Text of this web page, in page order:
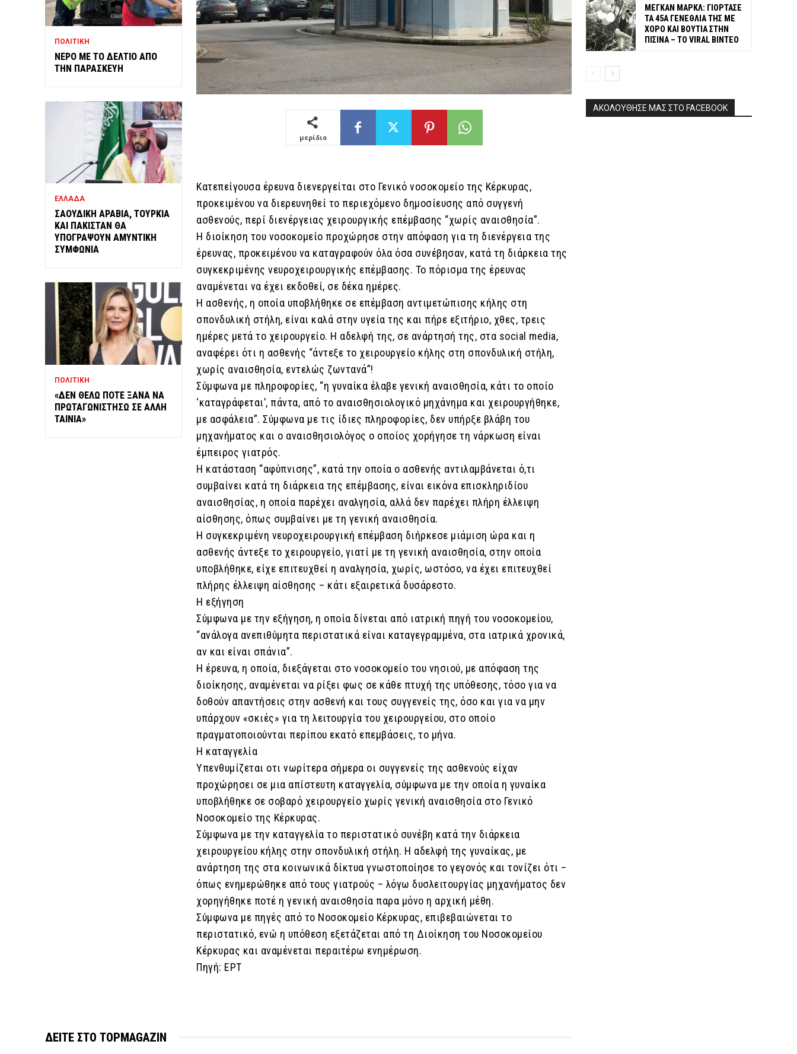
ΠΟΛΙΤΙΚΗ
ΝΕΡΟ ΜΕ ΤΟ ΔΕΛΤΙΟ ΑΠΟ
ΤΗΝ ΠΑΡΑΣΚΕΥΗ
ΕΛΛΑΔΑ
ΣΑΟΥΔΙΚΗ ΑΡΑΒΙΑ, ΤΟΥΡΚΙΑ
ΚΑΙ ΠΑΚΙΣΤΑΝ ΘΑ
ΥΠΟΓΡΑΨΟΥΝ ΑΜΥΝΤΙΚΗ
ΣΥΜΦΩΝΙΑ
ΠΟΛΙΤΙΚΗ
«ΔΕΝ ΘΕΛΩ ΠΟΤΕ ΞΑΝΑ ΝΑ
ΠΡΩΤΑΓΩΝΙΣΤΗΣΩ ΣΕ ΑΛΛΗ
ΤΑΙΝΙΑ»
μερίδιο
Κατεπείγουσα έρευνα διενεργείται στο Γενικό νοσοκομείο της Κέρκυρας,
προκειμένου να διερευνηθεί το περιεχόμενο δημοσίευσης από συγγενή
ασθενούς, περί διενέργειας χειρουργικής επέμβασης “χωρίς αναισθησία”.
Η διοίκηση του νοσοκομείο προχώρησε στην απόφαση για τη διενέργεια της
έρευνας, προκειμένου να καταγραφούν όλα όσα συνέβησαν, κατά τη διάρκεια της
συγκεκριμένης νευροχειρουργικής επέμβασης. Το πόρισμα της έρευνας
αναμένεται να έχει εκδοθεί, σε δέκα ημέρες.
Η ασθενής, η οποία υποβλήθηκε σε επέμβαση αντιμετώπισης κήλης στη
σπονδυλική στήλη, είναι καλά στην υγεία της και πήρε εξιτήριο, χθες, τρεις
ημέρες μετά το χειρουργείο. Η αδελφή της, σε ανάρτησή της, στα social media,
αναφέρει ότι η ασθενής “άντεξε το χειρουργείο κήλης στη σπονδυλική στήλη,
χωρίς αναισθησία, εντελώς ζωντανά”!
Σύμφωνα με πληροφορίες, “η γυναίκα έλαβε γενική αναισθησία, κάτι το οποίο
‘καταγράφεται’, πάντα, από το αναισθησιολογικό μηχάνημα και χειρουργήθηκε,
με ασφάλεια”. Σύμφωνα με τις ίδιες πληροφορίες, δεν υπήρξε βλάβη του
μηχανήματος και ο αναισθησιολόγος ο οποίος χορήγησε τη νάρκωση είναι
έμπειρος γιατρός.
Η κατάσταση “αφύπνισης”, κατά την οποία ο ασθενής αντιλαμβάνεται ό,τι
συμβαίνει κατά τη διάρκεια της επέμβασης, είναι εικόνα επισκληριδίου
αναισθησίας, η οποία παρέχει αναλγησία, αλλά δεν παρέχει πλήρη έλλειψη
αίσθησης, όπως συμβαίνει με τη γενική αναισθησία.
Η συγκεκριμένη νευροχειρουργική επέμβαση διήρκεσε μιάμιση ώρα και η
ασθενής άντεξε το χειρουργείο, γιατί με τη γενική αναισθησία, στην οποία
υποβλήθηκε, είχε επιτευχθεί η αναλγησία, χωρίς, ωστόσο, να έχει επιτευχθεί
πλήρης έλλειψη αίσθησης – κάτι εξαιρετικά δυσάρεστο.
Η εξήγηση
Σύμφωνα με την εξήγηση, η οποία δίνεται από ιατρική πηγή του νοσοκομείου,
“ανάλογα ανεπιθύμητα περιστατικά είναι καταγεγραμμένα, στα ιατρικά χρονικά,
αν και είναι σπάνια”.
Η έρευνα, η οποία, διεξάγεται στο νοσοκομείο του νησιού, με απόφαση της
διοίκησης, αναμένεται να ρίξει φως σε κάθε πτυχή της υπόθεσης, τόσο για να
δοθούν απαντήσεις στην ασθενή και τους συγγενείς της, όσο και για να μην
υπάρχουν «σκιές» για τη λειτουργία του χειρουργείου, στο οποίο
πραγματοποιούνται περίπου εκατό επεμβάσεις, το μήνα.
Η καταγγελία
Υπενθυμίζεται οτι νωρίτερα σήμερα οι συγγενείς της ασθενούς είχαν
προχώρησει σε μια απίστευτη καταγγελία, σύμφωνα με την οποία η γυναίκα
υποβλήθηκε σε σοβαρό χειρουργείο χωρίς γενική αναισθησία στο Γενικό
Νοσοκομείο της Κέρκυρας.
Σύμφωνα με την καταγγελία το περιστατικό συνέβη κατά την διάρκεια
χειρουργείου κήλης στην σπονδυλική στήλη. Η αδελφή της γυναίκας, με
ανάρτηση της στα κοινωνικά δίκτυα γνωστοποίησε το γεγονός και τονίζει ότι –
όπως ενημερώθηκε από τους γιατρούς – λόγω δυσλειτουργίας μηχανήματος δεν
χορηγήθηκε ποτέ η γενική αναισθησία παρα μόνο η αρχική μέθη.
Σύμφωνα με πηγές από το Νοσοκομείο Κέρκυρας, επιβεβαιώνεται το
περιστατικό, ενώ η υπόθεση εξετάζεται από τη Διοίκηση του Νοσοκομείου
Κέρκυρας και αναμένεται περαιτέρω ενημέρωση.
Πηγή: ΕΡΤ
ΔΕΙΤΕ ΣΤΟ TOPMAGAZIN
ΜΕΓΚΑΝ ΜΑΡΚΛ: ΓΙΟΡΤΑΣΕ
ΤΑ 45Α ΓΕΝΕΘΛΙΑ ΤΗΣ ΜΕ
ΧΟΡΟ ΚΑΙ ΒΟΥΤΙΑ ΣΤΗΝ
ΠΙΣΙΝΑ – ΤΟ VIRAL ΒΙΝΤΕΟ
ΑΚΟΛΟΥΘΗΣΕ ΜΑΣ ΣΤΟ FACEBOOK